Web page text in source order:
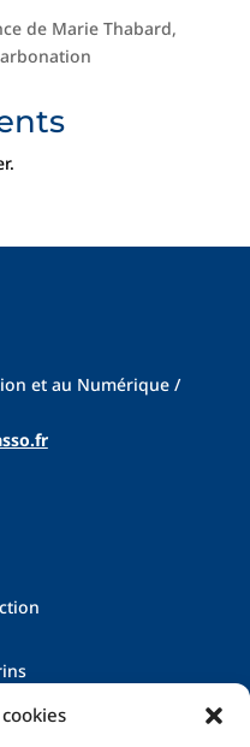
de Marie Thabard,
et au Numérique /
Renouvelables